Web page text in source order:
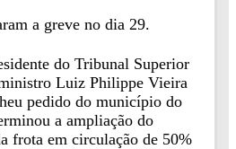
a greve no dia 29.
do Tribunal Superior
Luiz Philippe Vieira
pedido do município do
a ampliação do
frota em circulação de 50%